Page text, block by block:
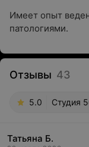
Имеет опыт
патологиями.
Отзывы 43
5.0 Студия
Татьяна Б.